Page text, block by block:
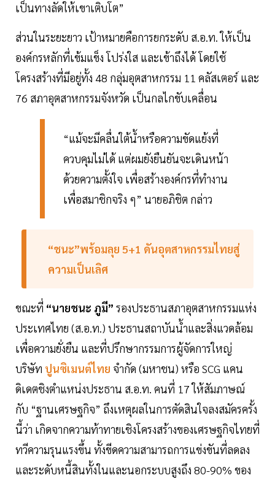
เป็นทางลัดให้เขาเติบโต”
ส่วนในระยะยาว เป้าหมายคือการยกระดับ ส.อ.ท. ให้เป็น
องค์กรหลักที่เข้มแข็ง โปร่งใส และเข้าถึงได้ โดยใช้
โครงสร้างที่มีอยู่ทั้ง 48 กลุ่มอุตสาหกรรม 11 คลัสเตอร์ และ
76 สภาอุตสาหกรรมจังหวัด เป็นกลไกขับเคลื่อน
“แม้จะมีคลื่นใต้น้ำหรือความขัดแย้งที่
ควบคุมไม่ได้ แต่ผมยังยืนยันจะเดินหน้า
ด้วยความตั้งใจ เพื่อสร้างองค์กรที่ทำงาน
เพื่อสมาชิกจริง ๆ” นายอภิชิต กล่าว
“ชนะ”พร้อมลุย 5+1 ดันอุตสาหกรรมไทยสู่
ความเป็นเลิศ
ขณะที่ “นายชนะ ภูมี” รองประธานสภาอุตสาหกรรมแห่ง
ประเทศไทย (ส.อ.ท.) ประธานสถาบันน้ำและสิ่งแวดล้อม
เพื่อความยั่งยืน และที่ปรึกษากรรมการผู้จัดการใหญ่
บริษัท ปูนซิเมนต์ไทย จำกัด (มหาชน) หรือ SCG แคน
ดิเดตชิงตำแหน่งประธาน ส.อ.ท. คนที่ 17 ให้สัมภาษณ์
กับ “ฐานเศรษฐกิจ” ถึงเหตุผลในการตัดสินใจลงสมัครครั้ง
นี้ว่า เกิดจากความท้าทายเชิงโครงสร้างของเศรษฐกิจไทยที่
ทวีความรุนแรงขึ้น ทั้งขีดความสามารถการแข่งขันที่ลดลง
และระดับหนี้สินทั้งในและนอกระบบสูงถึง 80-90% ของ